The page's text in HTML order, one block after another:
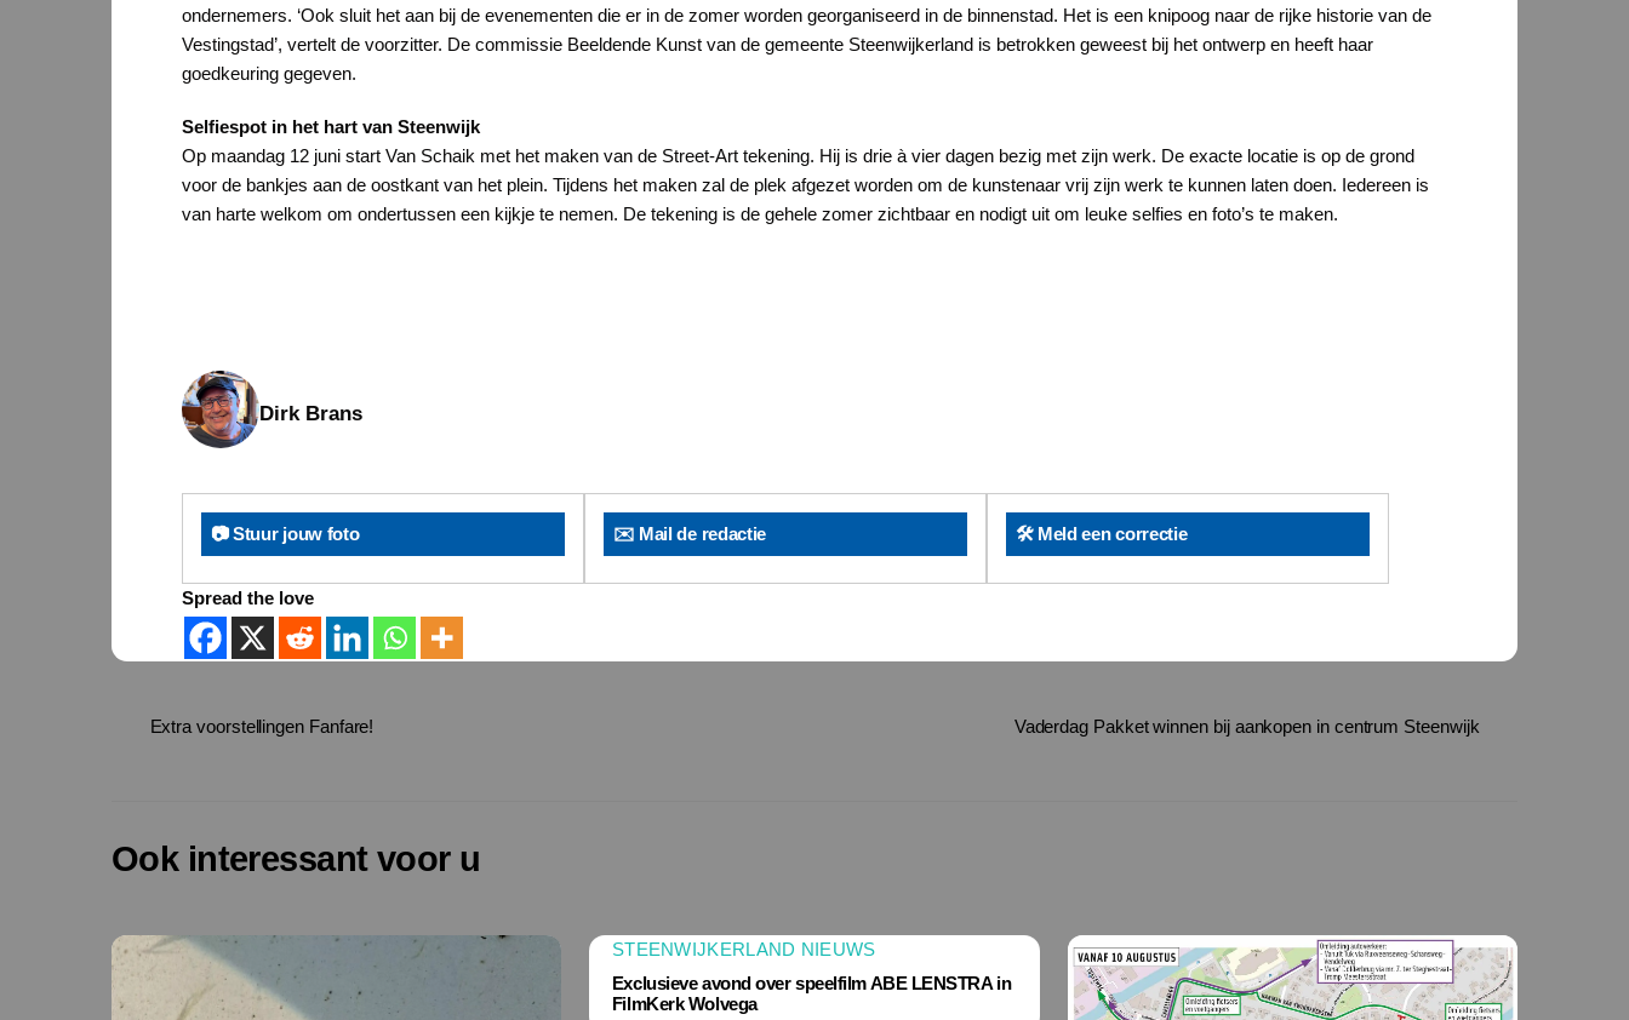
ondernemers. ‘Ook sluit het aan bij de evenementen die er in de zomer worden georganiseerd in de binnenstad. Het is een knipoog naar de rijke historie van de
Vestingstad’, vertelt de voorzitter. De commissie Beeldende Kunst van de gemeente Steenwijkerland is betrokken geweest bij het ontwerp en heeft haar
goedkeuring gegeven.
Selfiespot in het hart van Steenwijk
Op maandag 12 juni start Van Schaik met het maken van de Street-Art tekening. Hij is drie à vier dagen bezig met zijn werk. De exacte locatie is op de grond
voor de bankjes aan de oostkant van het plein. Tijdens het maken zal de plek afgezet worden om de kunstenaar vrij zijn werk te kunnen laten doen. Iedereen is
van harte welkom om ondertussen een kijkje te nemen. De tekening is de gehele zomer zichtbaar en nodigt uit om leuke selfies en foto’s te maken.
Dirk Brans
📷 Stuur jouw foto ✉️ Mail de redactie 🛠️ Meld een correctie
Spread the love
Extra voorstellingen Fanfare! Vaderdag Pakket winnen bij aankopen in centrum Steenwijk
Ook interessant voor u
STEENWIJKERLAND NIEUWS
Exclusieve avond over speelfilm ABE LENSTRA in
FilmKerk Wolvega